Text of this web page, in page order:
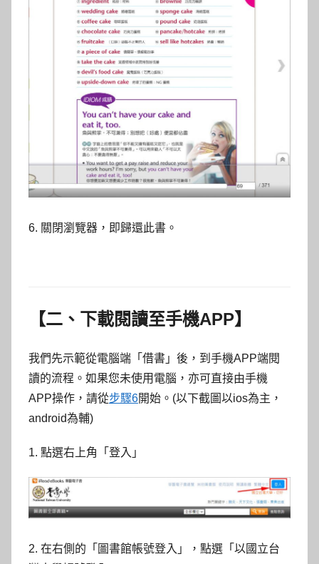
6. 關閉瀏覽器，即歸還此書。
【二、下載閱讀至手機APP】
我們先示範從電腦端「借書」後，到手機APP端閱
讀的流程。如果您未使用電腦，亦可直接由手機
APP操作，請從步驟6開始。(以下截圖以ios為主，
android為輔)
1. 點選右上角「登入」
2. 在右側的「圖書館帳號登入」，點選「以國立台